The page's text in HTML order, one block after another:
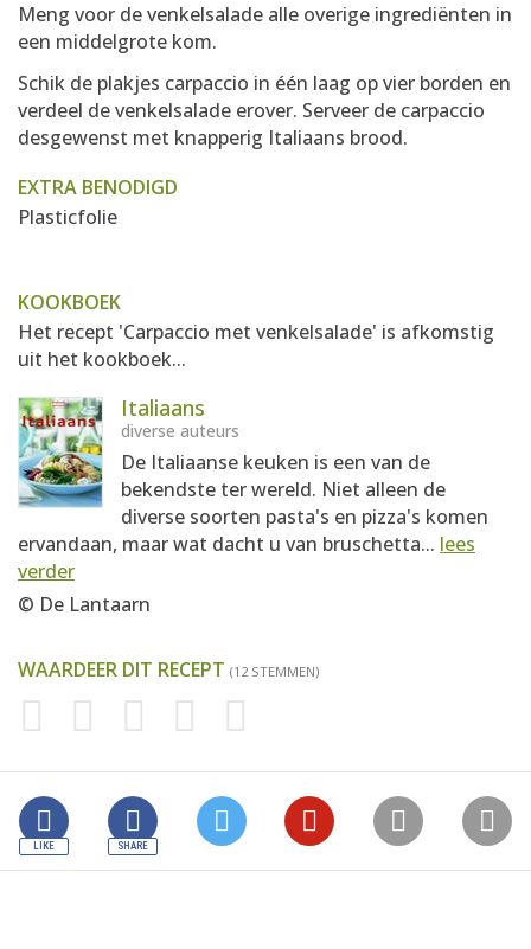
Meng voor de venkelsalade alle overige ingrediënten in
een middelgrote kom.
Schik de plakjes carpaccio in één laag op vier borden en
verdeel de venkelsalade erover. Serveer de carpaccio
desgewenst met knapperig Italiaans brood.
EXTRA BENODIGD
Plasticfolie
KOOKBOEK
Het recept 'Carpaccio met venkelsalade' is afkomstig
uit het kookboek...
Italiaans
diverse auteurs
De Italiaanse keuken is een van de
bekendste ter wereld. Niet alleen de
diverse soorten pasta's en pizza's komen
ervandaan, maar wat dacht u van bruschetta... lees
verder
© De Lantaarn
WAARDEER DIT RECEPT (12 STEMMEN)